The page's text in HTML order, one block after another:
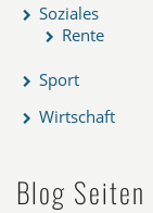
Soziales
Rente
Sport
Wirtschaft
Blog Seiten